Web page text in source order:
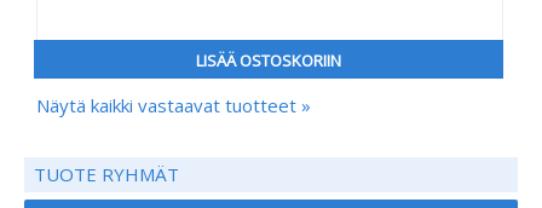
LISÄÄ OSTOSKORIIN
Näytä kaikki vastaavat tuotteet »
TUOTE RYHMÄT